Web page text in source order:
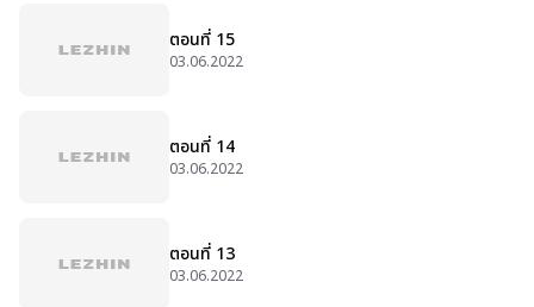
ตอนที่ 15
03.06.2022
ตอนที่ 14
03.06.2022
ตอนที่ 13
03.06.2022